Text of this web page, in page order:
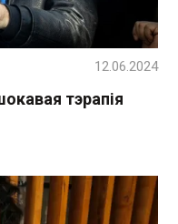
тэрапія
12.06.2024